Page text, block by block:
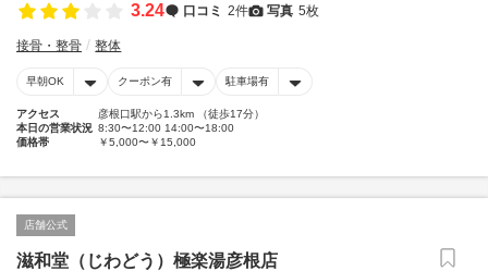
3.24 口コミ 2件 写真 5枚
接骨・整骨 整体
早朝OK クーポン有 駐車場有
アクセス
彦根口駅から1.3km （徒歩17分）
本日の営業状況 8:30〜12:00 14:00〜18:00
価格帯
￥5,000〜￥15,000
店舗公式
滋和堂（じわどう）極楽湯彦根店